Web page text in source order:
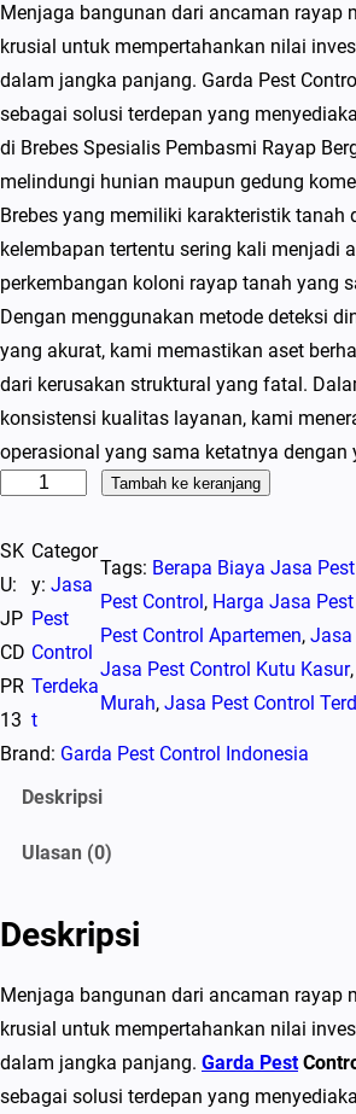
Menjaga bangunan dari ancaman rayap
krusial untuk mempertahankan nilai
dalam jangka panjang. Garda Pest
sebagai solusi terdepan yang
di Brebes Spesialis Pembasmi Rayap
melindungi hunian maupun gedung
Brebes yang memiliki karakteristik tanah
kelembapan tertentu sering kali menjadi
perkembangan koloni rayap tanah yang
Dengan menggunakan metode deteksi
yang akurat, kami memastikan aset
dari kerusakan struktural yang fatal.
konsistensi kualitas layanan, kami
operasional yang sama ketatnya dengan
a
n
t
i
t
a
s
P
s
t
C
o
Tambah ke keranjang
SK
U:
JP
CD
PR
13
Categor
y: Jasa
Pest
Control
Terdeka
t
Tags: Berapa Biaya Jasa
Pest Control , Harga Jasa
Pest Control Apartemen, Jasa
Jasa Pest Control Kutu Kasur
Murah, Jasa Pest Control
Brand: Garda Pest Control Indonesia
Deskripsi
Ulasan (0)
Deskripsi
Menjaga bangunan dari ancaman rayap
krusial untuk mempertahankan nilai
dalam jangka panjang. Garda Pest
sebagai solusi terdepan yang